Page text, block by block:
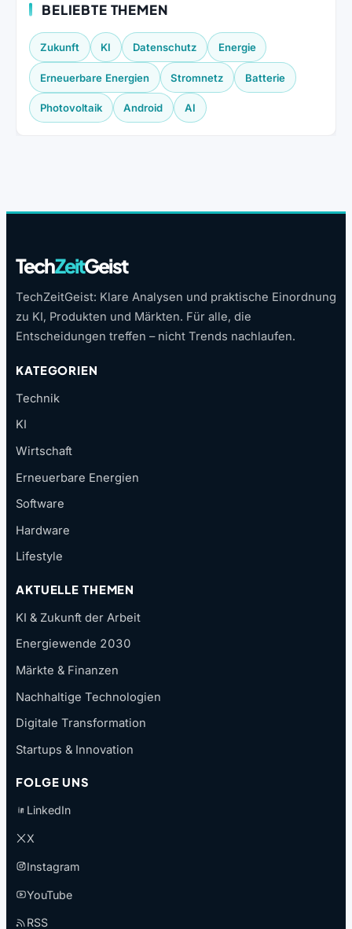
BELIEBTE THEMEN
Zukunft KI Datenschutz Energie
Erneuerbare Energien Stromnetz Batterie
Photovoltaik Android AI
TechZeitGeist
TechZeitGeist: Klare Analysen und praktische Einordnung
zu KI, Produkten und Märkten. Für alle, die
Entscheidungen treffen – nicht Trends nachlaufen.
KATEGORIEN
Technik
KI
Wirtschaft
Erneuerbare Energien
Software
Hardware
Lifestyle
AKTUELLE THEMEN
KI & Zukunft der Arbeit
Energiewende 2030
Märkte & Finanzen
Nachhaltige Technologien
Digitale Transformation
Startups & Innovation
FOLGE UNS
LinkedIn
X
Instagram
YouTube
RSS